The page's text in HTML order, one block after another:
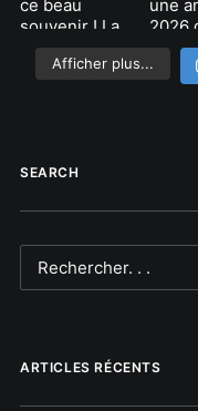
Afficher plus...
SEARCH
ARTICLES RÉCENTS